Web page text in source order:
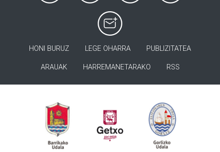
HONI BURUZ LEGE OHARRA PUBLIZITATEA
ARAUAK HARREMANETARAKO RSS